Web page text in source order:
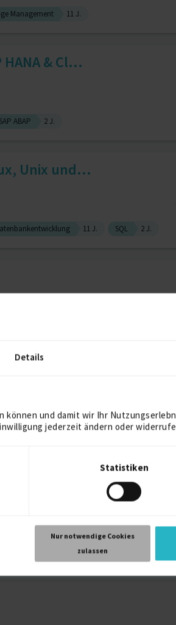
Details
und damit wir Ihr
jederzeit ändern oder
Statistiken
Nur notwendige Cookies
zulassen
Management 11 J.
& Cl...
SAP ABAP 2 J.
Unix und...
11 J. SQL 2 J.
DBA IBM i
Enterprise Architect (EA)